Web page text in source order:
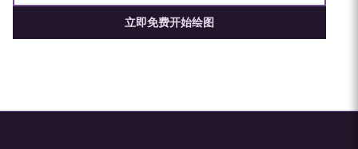
立即免费开始绘图